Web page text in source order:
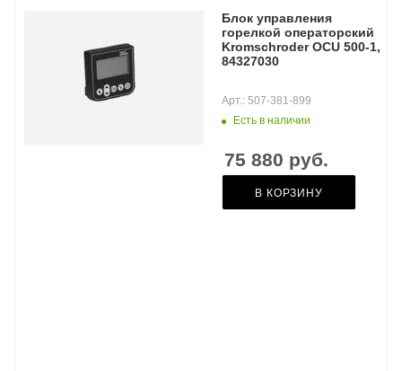
Блок управления
горелкой операторский
Kromschroder OCU 500-1,
84327030
Есть в наличии
Арт.: 507-381-899
75 880 руб.
В КОРЗИНУ